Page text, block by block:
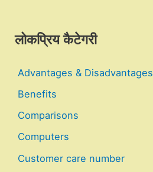
लोकप्रिय कैटेगरी
Advantages & Disadvantages
Benefits
Comparisons
Computers
Customer care number